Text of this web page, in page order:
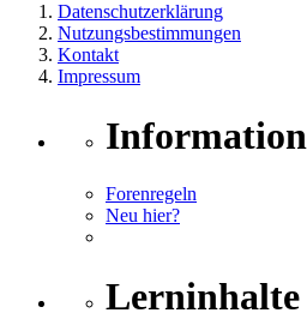
Datenschutzerklärung
Nutzungsbestimmungen
Kontakt
Impressum
Information
Forenregeln
Neu hier?
Lerninhalte